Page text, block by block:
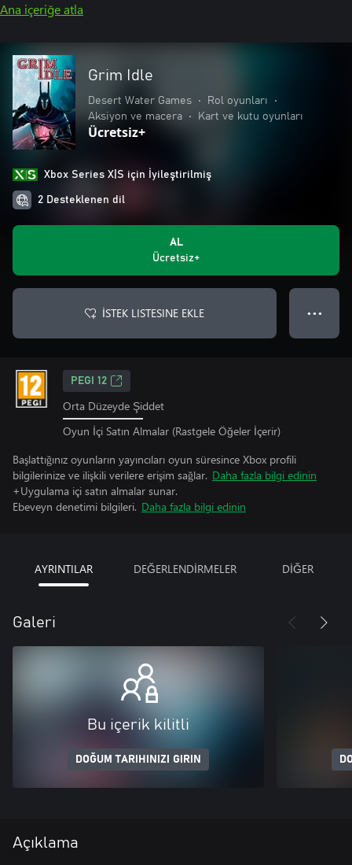
Ana içeriğe atla
Grim Idle
Desert Water Games • Rol oyunları
•
Aksiyon ve macera
• Kart ve kutu oyunları
Ücretsiz+
Xbox Series X|S için İyileştirilmiş
2 Desteklenen dil
AL
Ücretsiz+
İSTEK LISTESINE EKLE ● ● ●
PEGI 12
Orta Düzeyde Şiddet
Oyun İçi Satın Almalar (Rastgele Öğeler İçerir)
Başlattığınız oyunların yayıncıları oyun süresince Xbox profili
bilgilerinize ve ilişkili verilere erişim sağlar. Daha fazla bilgi edinin
+Uygulama içi satın almalar sunar.
Ebeveyn denetimi bilgileri. Daha fazla bilgi edinin
AYRINTILAR DEĞERLENDİRMELER DİĞER
Galeri
Bu içerik kilitli
DOĞUM TARIHINIZI GIRIN
Açıklama